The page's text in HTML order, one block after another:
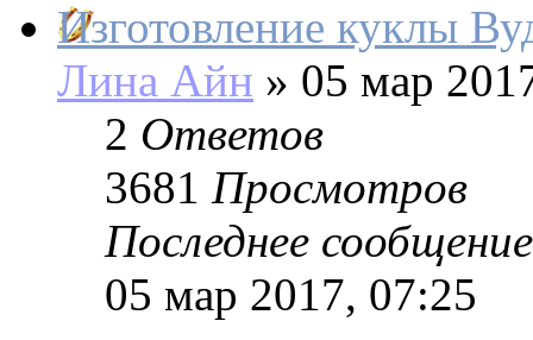
Изготовление куклы
Лина Айн » 05 мар
2 Ответов
3681 Просмотров
Последнее сообщение
05 мар 2017, 07:25